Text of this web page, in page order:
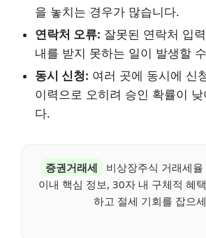
을 놓치는 경우가 많습니다.
연락처 오류: 잘못된 연락처 입
내를 받지 못하는 일이 발생할
동시 신청: 여러 곳에 동시에 신
이력으로 오히려 승인 확률이
다.
증권거래세
비상장주식 거래세
이내 핵심 정보, 30자 내 구체적 혜
하고 절세 기회를 잡으